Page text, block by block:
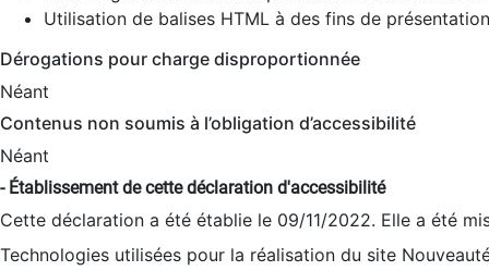
Utilisation de balises HTML à des fins de
Dérogations pour charge disproportionnée
Néant
Contenus non soumis à l’obligation d’accessibilité
Néant
- Établissement de cette déclaration d'accessibilité
Cette déclaration a été établie le 09/11/2022. Elle a été
Technologies utilisées pour la réalisation du site